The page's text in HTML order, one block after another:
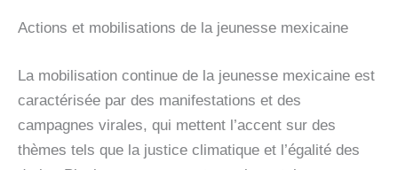
Actions et mobilisations de la jeunesse mexicaine
La mobilisation continue de la jeunesse mexicaine est
caractérisée par des manifestations et des
campagnes virales, qui mettent l’accent sur des
thèmes tels que la justice climatique et l’égalité des